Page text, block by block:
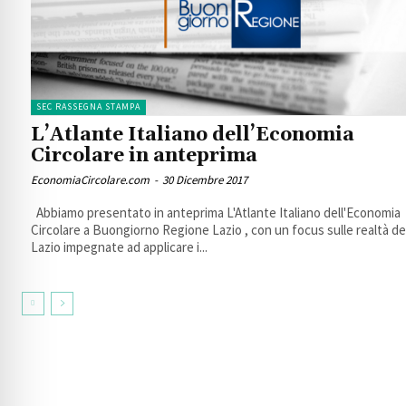
SEC RASSEGNA STAMPA
L’Atlante Italiano dell’Economia
Circolare in anteprima
EconomiaCircolare.com - 30 Dicembre 2017
Circolare a Buongiorno Regione Lazio , con un focus sulle realtà
Lazio impegnate ad applicare i...